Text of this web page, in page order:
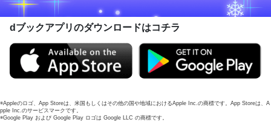
dブックアプリのダウンロードはコチラ
※Appleのロゴ、App Storeは、米国もしくはその他の国や地域におけるApple Inc.の商標です。App Storeは、A
pple Inc.のサービスマークです。
※Google Play および Google Play ロゴは Google LLC の商標です。